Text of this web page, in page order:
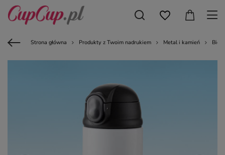
Strona główna Produkty z Twoim nadrukiem Metal i kamień